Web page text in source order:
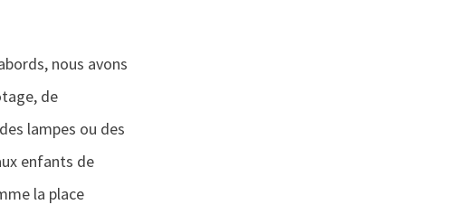
nous avons
de
lampes ou des
enfants de
la place